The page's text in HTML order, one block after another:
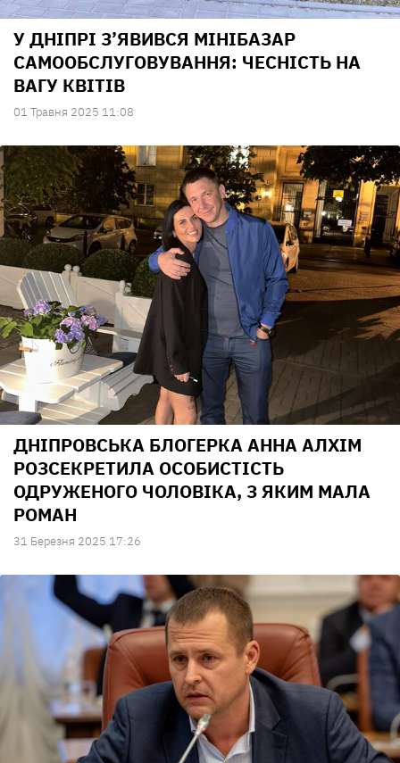
У ДНІПРІ З’ЯВИВСЯ МІНІБАЗАР
САМООБСЛУГОВУВАННЯ: ЧЕСНІСТЬ НА
ВАГУ КВІТІВ
01 Травня 2025 11:08
ДНІПРОВСЬКА БЛОГЕРКА АННА АЛХІМ
РОЗСЕКРЕТИЛА ОСОБИСТІСТЬ
ОДРУЖЕНОГО ЧОЛОВІКА, З ЯКИМ МАЛА
РОМАН
31 Березня 2025 17:26